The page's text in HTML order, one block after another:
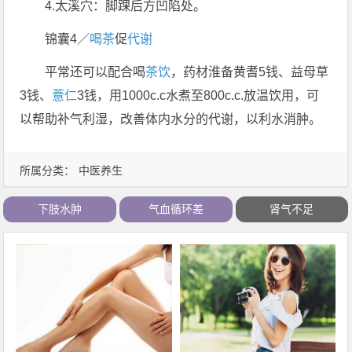
所属分类： 中医养生
4.太溪穴：脚踝后方凹陷处。
锦囊4／喝茶促代谢
平常还可以配合喝茶饮，药材淮备黄耆5钱、益母草
3钱、 薏仁3钱，用1000c.c水煮至800c.c.放温饮用，可
以帮助补气利湿，改善体内水分的代谢，以利水消肿。
下肢水肿 气血循环差 肾气不足